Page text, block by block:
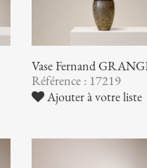
Vase Fernand
Référence : 17219
Ajouter à votre liste